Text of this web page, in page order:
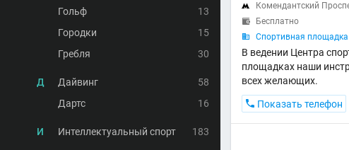
Гольф
13
Городки
15
Гребля
30
Д Дайвинг
58
Дартс
16
И Интеллектуальный спорт 183
 Комендантский
 Бесплатно
 Спортивная
В ведении Центра
площадках наши
всех желающих.
 Показать телефон